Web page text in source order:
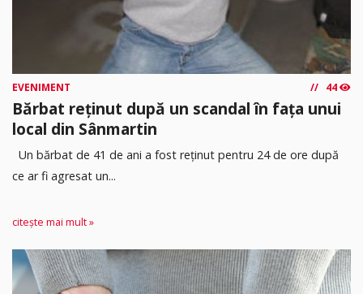
EVENIMENT 44
Bărbat reținut după un scandal în fața unui
local din Sânmartin
Un bărbat de 41 de ani a fost reținut pentru 24 de ore după
ce ar fi agresat un...
citește mai mult »